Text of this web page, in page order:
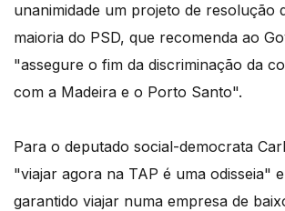
unanimidade um projeto de resolução
maioria do PSD, que recomenda ao
"assegure o fim da discriminação da
com a Madeira e o Porto Santo".
Para o deputado social-democrata
"viajar agora na TAP é uma odisseia"
garantido viajar numa empresa de